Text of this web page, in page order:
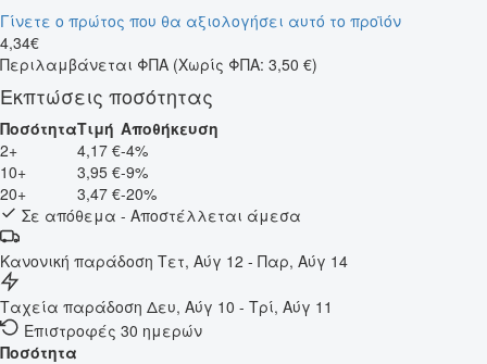
Γίνετε ο πρώτος που θα αξιολογήσει αυτό το προϊόν
4,34€
Περιλαμβάνεται ΦΠΑ (Χωρίς ΦΠΑ: 3,50 €)
Εκπτώσεις ποσότητας
ΠοσότηταΤιμή Αποθήκευση
2+
4,17 €-4%
10+
3,95 €-9%
20+
3,47 €-20%
Σε απόθεμα - Αποστέλλεται άμεσα
Κανονική παράδοση Τετ, Αύγ 12 - Παρ, Αύγ 14
Ταχεία παράδοση Δευ, Αύγ 10 - Τρί, Αύγ 11
Επιστροφές 30 ημερών
Ποσότητα